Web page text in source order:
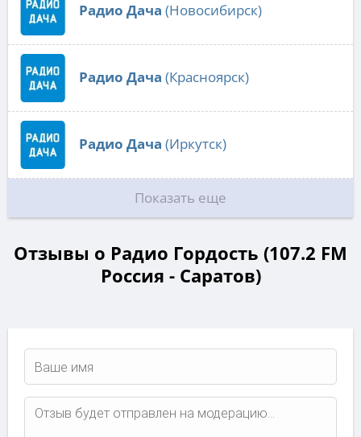
Радио Дача (Новосибирск)
Радио Дача (Красноярск)
Радио Дача (Иркутск)
Показать еще
Отзывы о Радио Гордость (107.2 FM
Россия - Саратов)